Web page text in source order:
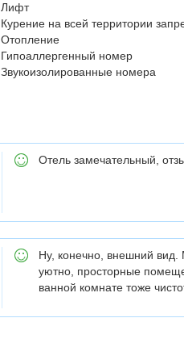
Лифт
Курение на всей территории
Отопление
Гипоаллергенный номер
Звукоизолированные номера
Отель замечательный,
Ну, конечно, внешний вид.
уютно, просторные
ванной комнате тоже